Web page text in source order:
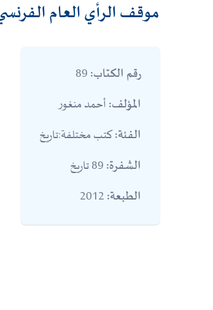
موقف الرأي العام الفرنسي من
رقم الكتاب:
المؤلف:أحمد منغور
الفئة:كتب مختلفة:تاريخ
الشفرة:
الطبعة: